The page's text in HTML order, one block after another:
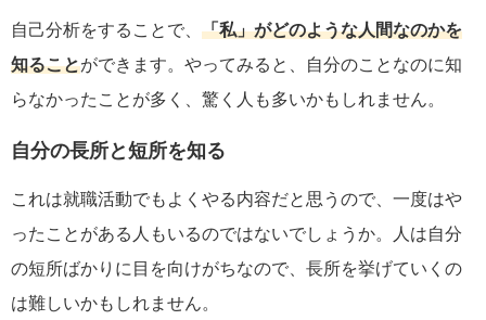
自己分析をすることで、 「私」がどのような人間なのかを
知ることができます。やってみると、自分のことなのに知
らなかったことが多く、驚く人も多いかもしれません。
自分の長所と短所を知る
これは就職活動でもよくやる内容だと思うので、一度はや
ったことがある人もいるのではないでしょうか。人は自分
の短所ばかりに目を向けがちなので、長所を挙げていくの
は難しいかもしれません。